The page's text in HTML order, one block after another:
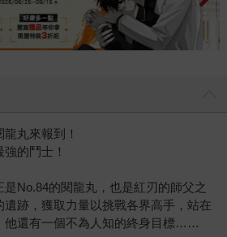
丸來報到！
的鬥士！
No.84的閱龍丸，也是紅刃的師父之
跡，獲取力量以挑戰各界高手，站在
他還有一個不為人知的終身目標……